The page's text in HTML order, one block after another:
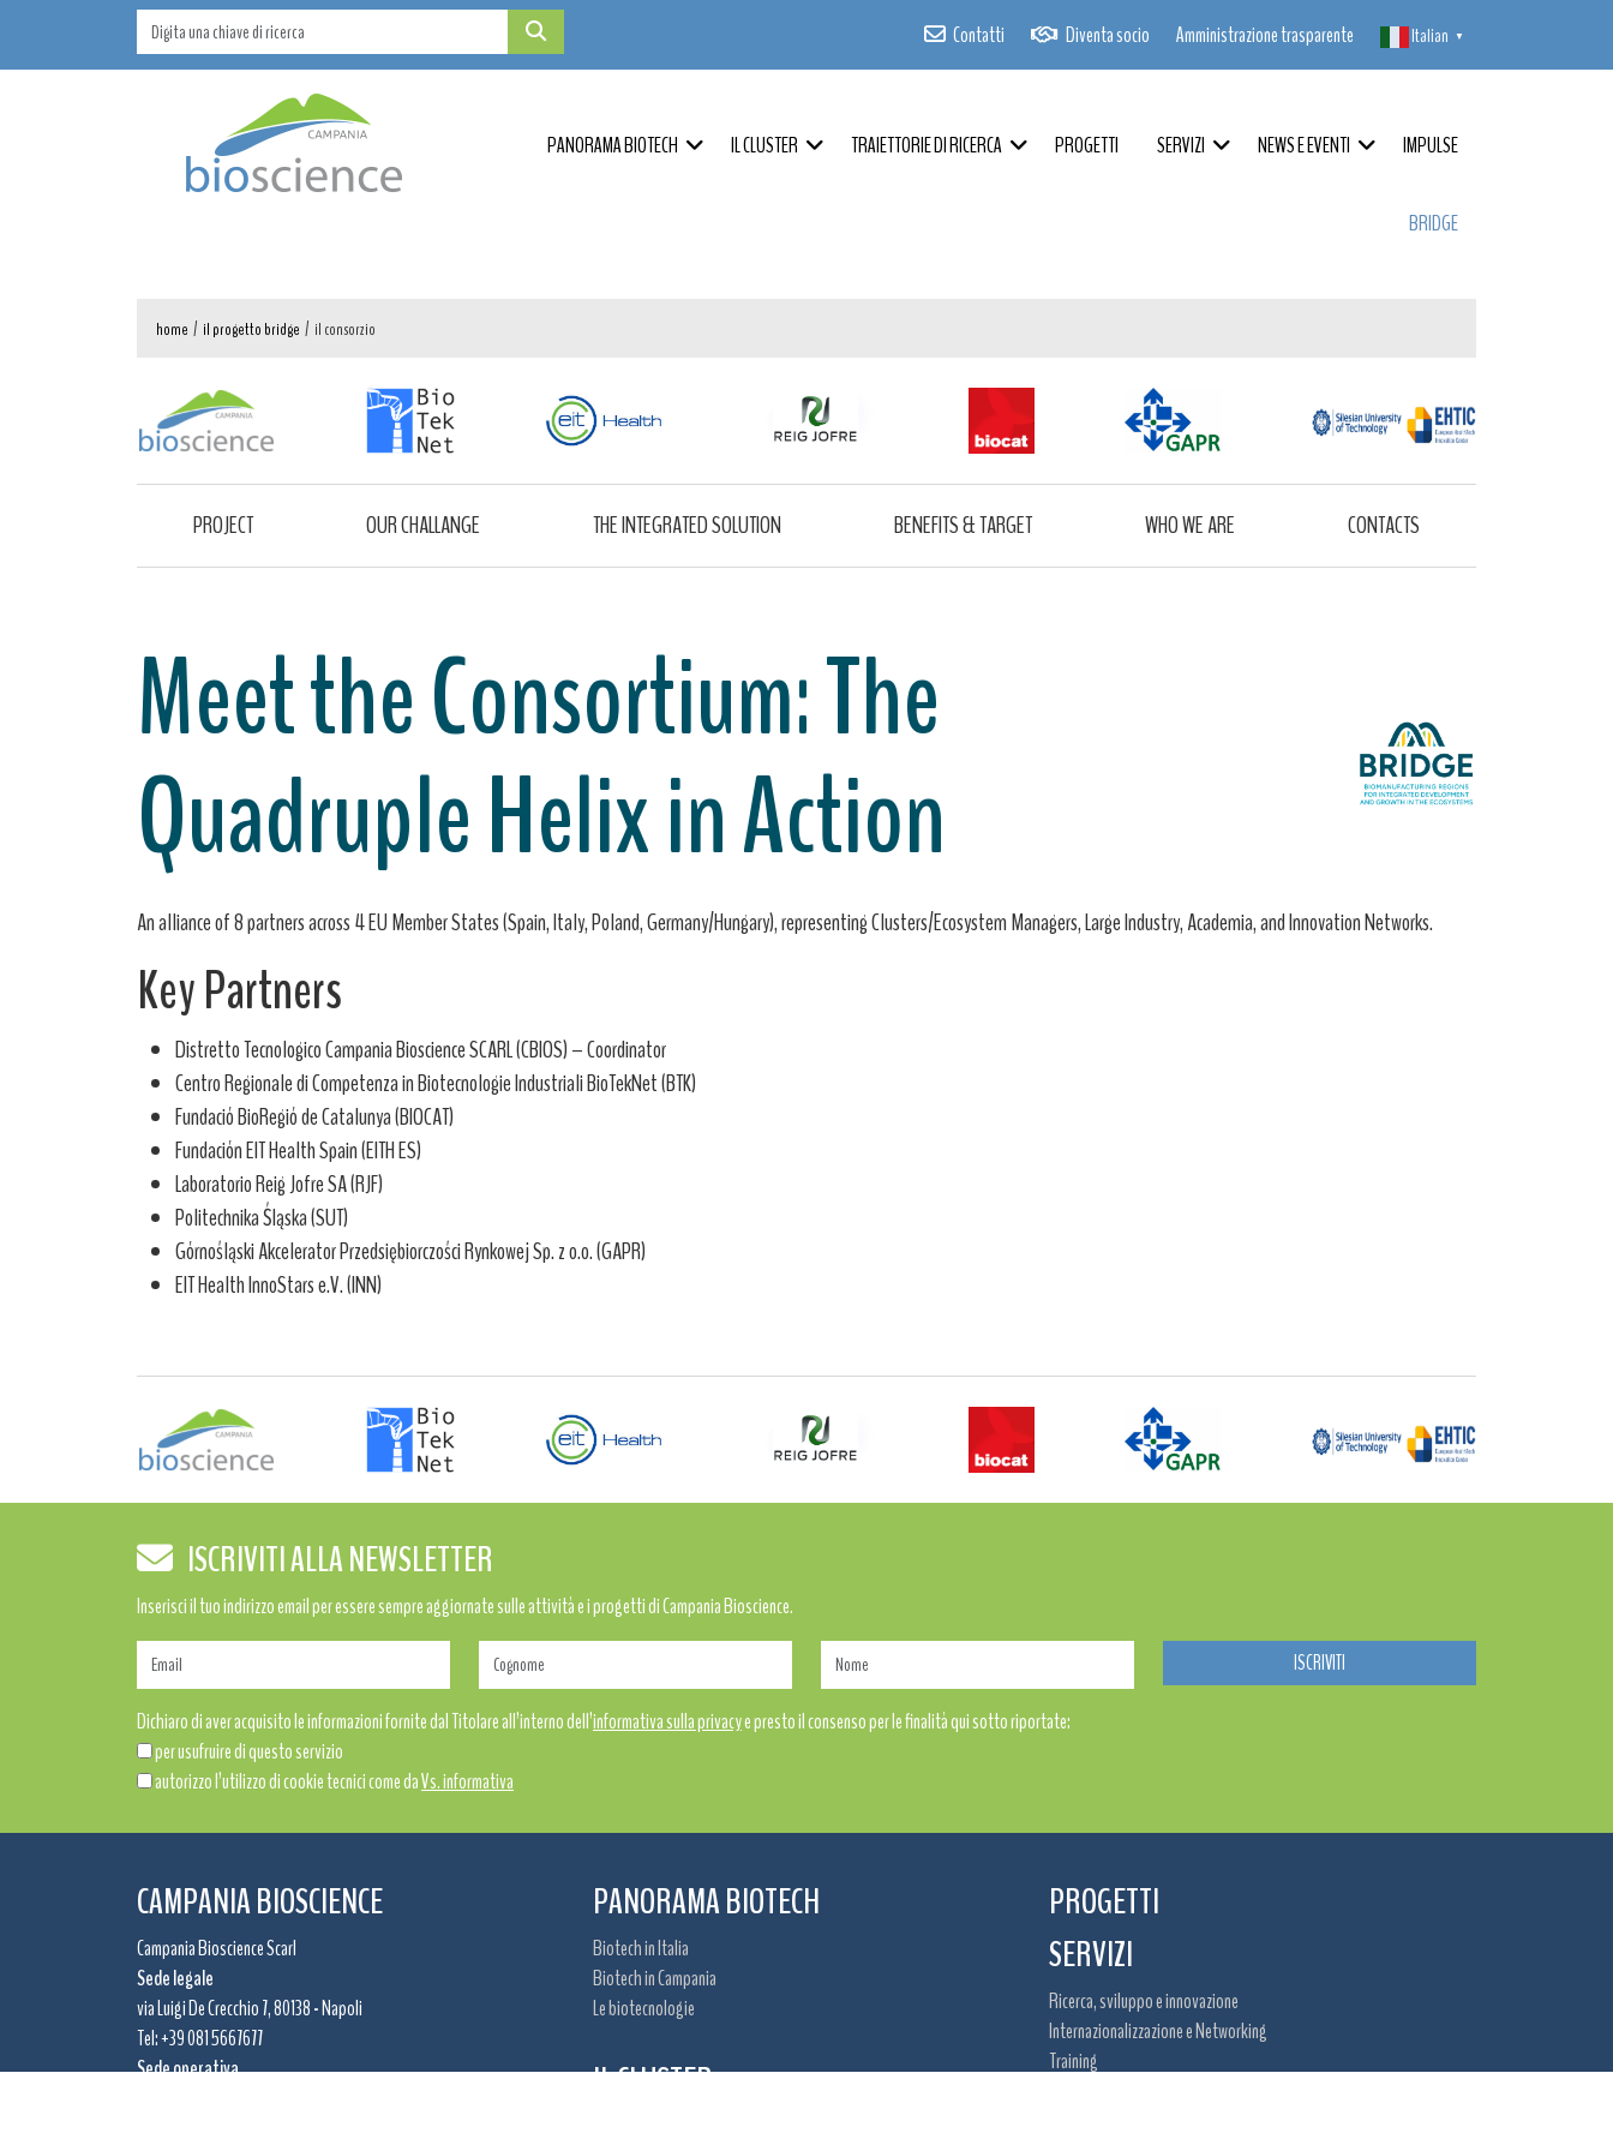
Contatti Diventa socio Amministrazione trasparente Italian ▼
PANORAMA BIOTECH IL CLUSTER TRAIETTORIE DI RICERCA PROGETTI SERVIZI NEWS E EVENTI IMPULSE
BRIDGE
home / il progetto bridge / il consorzio
PROJECT OUR CHALLANGE THE INTEGRATED SOLUTION BENEFITS & TARGET WHO WE ARE CONTACTS
Meet the Consortium: The
Quadruple Helix in Action
An alliance of 8 partners across 4 EU Member States (Spain, Italy, Poland, Germany/Hungary), representing Clusters/Ecosystem Managers, Large Industry, Academia, and Innovation Networks.
Key Partners
Distretto Tecnologico Campania Bioscience SCARL (CBIOS) – Coordinator
Centro Regionale di Competenza in Biotecnologie Industriali BioTekNet (BTK)
Fundació BioRegió de Catalunya (BIOCAT)
Fundación EIT Health Spain (EITH ES)
Laboratorio Reig Jofre SA (RJF)
Politechnika Śląska (SUT)
Górnośląski Akcelerator Przedsiębiorczości Rynkowej Sp. z o.o. (GAPR)
EIT Health InnoStars e.V. (INN)
ISCRIVITI ALLA NEWSLETTER
Inserisci il tuo indirizzo email per essere sempre aggiornate sulle attività e i progetti di Campania Bioscience.
Dichiaro di aver acquisito le informazioni fornite dal Titolare all’interno dell’informativa sulla privacye presto il consenso per le finalità qui sotto riportate:
per usufruire di questo servizio
autorizzo l’utilizzo di cookie tecnici come daVs. informativa
CAMPANIA BIOSCIENCE
Campania Bioscience Scarl
Sede legale
via Luigi De Crecchio 7, 80138 - Napoli
Tel: +39 081 5667677
Sede operativa
PANORAMA BIOTECH
Biotech in Italia
Biotech in Campania
Le biotecnologie
IL CLUSTER
PROGETTI
SERVIZI
Ricerca, sviluppo e innovazione
Internazionalizzazione e Networking
Training